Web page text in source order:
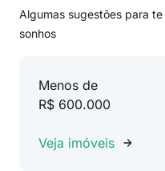
Algumas sugestões para
sonhos
Menos de
R$ 600.000
Veja imóveis